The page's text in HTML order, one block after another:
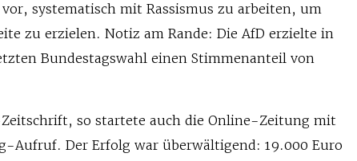
systematisch mit Rassismus zu arbeiten, um
zu erzielen. Notiz am Rande: Die AfD erzielte in
Bundestagswahl einen Stimmenanteil von
so startete auch die Online-Zeitung mit
Aufruf. Der Erfolg war überwältigend: 19.000 Euro